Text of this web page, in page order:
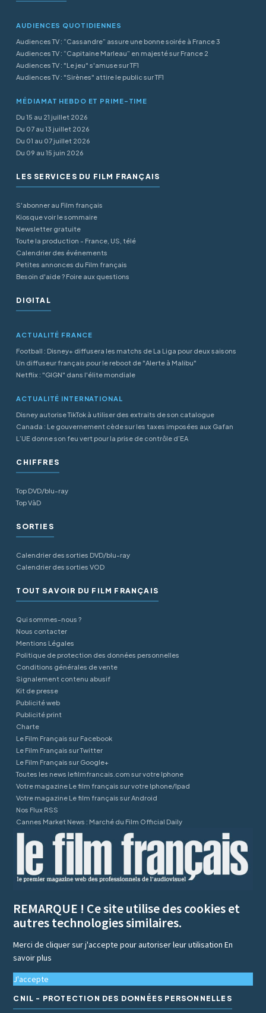
AUDIENCES QUOTIDIENNES
Audiences TV : “Cassandre” assure une bonne soirée à France 3
Audiences TV : “Capitaine Marleau” en majesté sur France 2
Audiences TV : "Le jeu" s'amuse sur TF1
Audiences TV : "Sirènes" attire le public sur TF1
MÉDIAMAT HEBDO ET PRIME-TIME
Du 15 au 21 juillet 2026
Du 07 au 13 juillet 2026
Du 01 au 07 juillet 2026
Du 09 au 15 juin 2026
LES SERVICES DU FILM FRANÇAIS
S'abonner au Film français
Kiosque voir le sommaire
Newsletter gratuite
Toute la production - France, US, télé
Calendrier des événements
Petites annonces du Film français
Besoin d'aide ? Foire aux questions
DIGITAL
ACTUALITÉ FRANCE
Football : Disney+ diffusera les matchs de La Liga pour deux saisons
Un diffuseur français pour le reboot de "Alerte à Malibu"
Netflix : "GIGN" dans l'élite mondiale
ACTUALITÉ INTERNATIONAL
Disney autorise TikTok à utiliser des extraits de son catalogue
Canada : Le gouvernement cède sur les taxes imposées aux Gafan
L’UE donne son feu vert pour la prise de contrôle d’EA
CHIFFRES
Top DVD/blu-ray
Top VàD
SORTIES
Calendrier des sorties DVD/blu-ray
Calendrier des sorties VOD
TOUT SAVOIR DU FILM FRANÇAIS
Qui sommes-nous ?
Nous contacter
Mentions Légales
Politique de protection des données personnelles
Conditions générales de vente
Signalement contenu abusif
Kit de presse
Publicité web
Publicité print
Charte
Le Film Français sur Facebook
Le Film Français sur Twitter
Le Film Français sur Google+
Toutes les news lefilmfrancais.com sur votre Iphone
Votre magazine Le film français sur votre Iphone/Ipad
Votre magazine Le film français sur Android
Nos Flux RSS
Cannes Market News : Marché du Film Official Daily
REMARQUE ! Ce site utilise des cookies et
autres technologies similaires.
Merci de cliquer sur j'accepte pour autoriser leur utilisationEn
savoir plus
J'accepte
CNIL - PROTECTION DES DONNÉES PERSONNELLES